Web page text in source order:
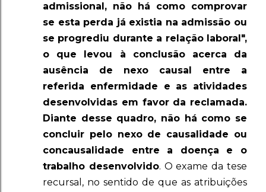
admissional, não há como comprovar
se esta perda já existia na admissão ou
se progrediu durante a relação laboral",
o que levou à conclusão acerca da
ausência de nexo causal entre a
referida enfermidade e as atividades
desenvolvidas em favor da reclamada.
Diante desse quadro, não há como se
concluir pelo nexo de causalidade ou
concausalidade entre a doença e o
trabalho desenvolvido. O exame da tese
recursal, no sentido de que as atribuições